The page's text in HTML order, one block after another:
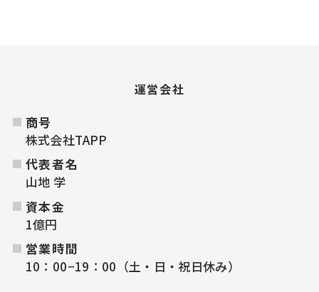
運営会社
商号
株式会社TAPP
代表者名
山地 学
資本金
1億円
営業時間
10：00−19：00（土・日・祝日休み）